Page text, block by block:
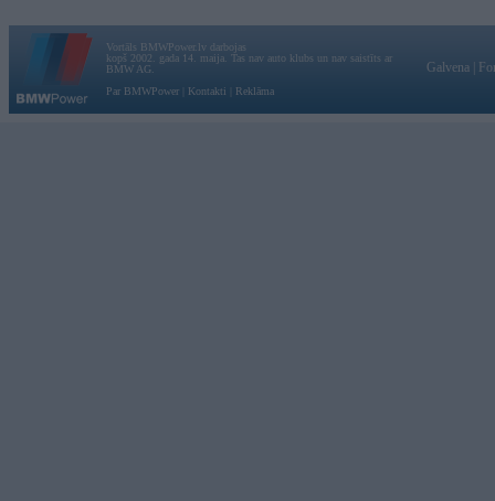
Vortāls BMWPower.lv darbojas
kopš 2002. gada 14. maija. Tas nav auto klubs un nav saistīts ar
BMW AG.
Par BMWPower
Kontakti Reklāma
Galvena